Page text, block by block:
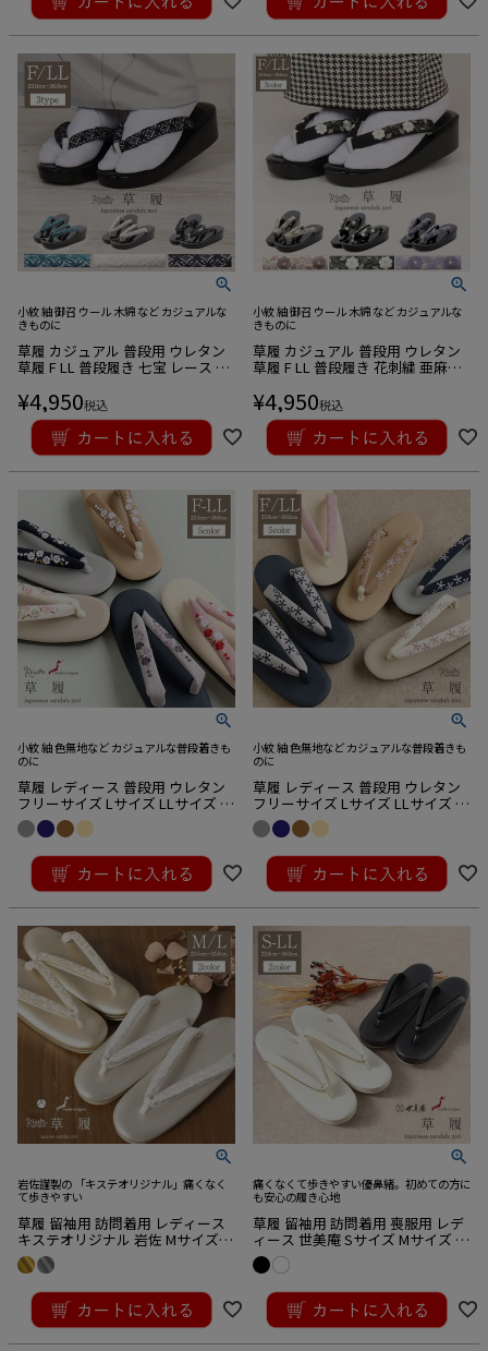
小紋 紬 御召 ウール 木綿 など カジュアルな
きものに
草履 カジュアル 普段用 ウレタン
草履 F LL 普段履き 七宝 レース ピ
ブラック 青緑 白 生成 黒 Kissteオ
リジナル
¥4,950税込
小紋 紬 御召 ウール 木綿 など カジュアルな
きものに
草履 カジュアル 普段用 ウレタン
草履 F LL 普段履き 花刺繍 亜麻色
み Kissteオリジナル
¥4,950税込
小紋 紬 色無地など カジュアルな普段着きも
のに
草履 レディース 普段用 ウレタン
フリーサイズ Lサイズ LLサイズ 全
5色 クリーム グレージュ ブラウン
グレー ネイビー キステオリジナ
1,980税込
小紋 紬 色無地など カジュアルな普段着きも
のに
草履 レディース 普段用 ウレタン
フリーサイズ Lサイズ LLサイズ 全
5色 クリーム グレージュ ブラウン
グレー ネイビー キステオリジナ
1,980税込
岩佐謹製の 「キステオリジナル」痛くなく
て歩きやすい
草履 留袖用 訪問着用 レディース
キステオリジナル 岩佐 Mサイズ L
サイズ シルバー ゴールド 金 銀 唐
花 リーフ 帯地 合皮 2枚芯 日本製
キステオリジナル
22,000税込
痛くなくて歩きやすい優鼻緒。初めての方に
も安心の履き心地
草履 留袖用 訪問着用 喪服用 レデ
ィース 世美庵 Sサイズ Mサイズ L
サイズ LLサイズ 小さいサイズ 大
きいサイズ 4サイズ展開 白 黒 合
皮 3枚芯 日本製
19,800税込